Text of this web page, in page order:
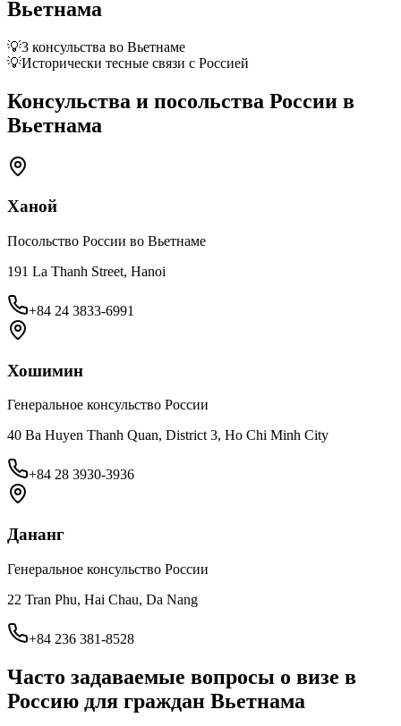
Вьетнама
💡3 консульства во Вьетнаме
💡Исторически тесные связи с Россией
Консульства и посольства России в
Вьетнама
Ханой
Посольство России во Вьетнаме
191 La Thanh Street, Hanoi
+84 24 3833-6991
Хошимин
Генеральное консульство России
40 Ba Huyen Thanh Quan, District 3, Ho Chi Minh City
+84 28 3930-3936
Дананг
Генеральное консульство России
22 Tran Phu, Hai Chau, Da Nang
+84 236 381-8528
Часто задаваемые вопросы о визе в
Россию для граждан Вьетнама